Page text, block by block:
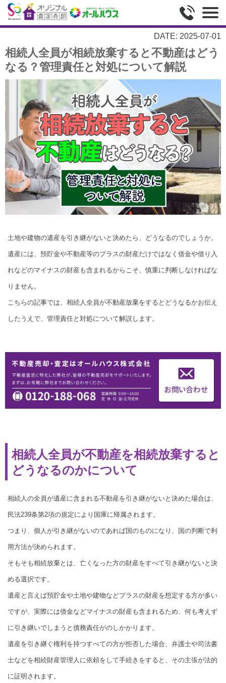
DATE: 2025-07-01
相続人全員が相続放棄すると不動産はどう
なる？管理責任と対処について解説
土地や建物の遺産を引き継がないと決めたら、どうなるのでしょうか。
遺産には、預貯金や不動産等のプラスの財産だけではなく借金や借り入
れなどのマイナスの財産も含まれるからこそ、慎重に判断しなければな
りません。
こちらの記事では、相続人全員が不動産放棄をするとどうなるかお伝え
したうえで、管理責任と対処について解説します。
相続人全員が不動産を相続放棄すると
どうなるのかについて
相続人の全員が遺産に含まれる不動産を引き継がないと決めた場合は、
民法239条第2項の規定により国庫に帰属されます。
つまり、個人が引き継がないのであれば国のものになり、国の判断で利
用方法が決められます。
そもそも相続放棄とは、亡くなった方の財産をすべて引き継がないと決
める選択です。
遺産と言えば預貯金や土地や建物などプラスの財産を想定する方が多い
ですが、実際には借金などマイナスの財産も含まれるため、何も考えず
に引き継いでしまうと債務責任がのしかかります。
遺産を引き継ぐ権利を持つすべての方が拒否した場合、弁護士や司法書
士などを相続財産管理人に依頼をして手続きをすると、その主張が法的
に証明されます。